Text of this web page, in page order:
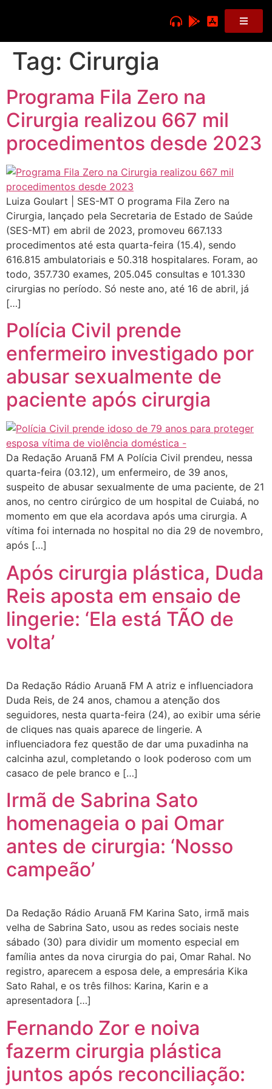
Tag: Cirurgia
Programa Fila Zero na
Cirurgia realizou 667 mil
procedimentos desde 2023
Luiza Goulart | SES-MT O programa Fila Zero na
Cirurgia, lançado pela Secretaria de Estado de Saúde
(SES-MT) em abril de 2023, promoveu 667.133
procedimentos até esta quarta-feira (15.4), sendo
616.815 ambulatoriais e 50.318 hospitalares. Foram, ao
todo, 357.730 exames, 205.045 consultas e 101.330
cirurgias no período. Só neste ano, até 16 de abril, já
[…]
Polícia Civil prende
enfermeiro investigado por
abusar sexualmente de
paciente após cirurgia
Da Redação Aruanã FM A Polícia Civil prendeu, nessa
quarta-feira (03.12), um enfermeiro, de 39 anos,
suspeito de abusar sexualmente de uma paciente, de 21
anos, no centro cirúrgico de um hospital de Cuiabá, no
momento em que ela acordava após uma cirurgia. A
vítima foi internada no hospital no dia 29 de novembro,
após […]
Após cirurgia plástica, Duda
Reis aposta em ensaio de
lingerie: ‘Ela está TÃO de
volta’
Da Redação Rádio Aruanã FM A atriz e influenciadora
Duda Reis, de 24 anos, chamou a atenção dos
seguidores, nesta quarta-feira (24), ao exibir uma série
de cliques nas quais aparece de lingerie. A
influenciadora fez questão de dar uma puxadinha na
calcinha azul, completando o look poderoso com um
casaco de pele branco e […]
Irmã de Sabrina Sato
homenageia o pai Omar
antes de cirurgia: ‘Nosso
campeão’
Da Redação Rádio Aruanã FM Karina Sato, irmã mais
velha de Sabrina Sato, usou as redes sociais neste
sábado (30) para dividir um momento especial em
família antes da nova cirurgia do pai, Omar Rahal. No
registro, aparecem a esposa dele, a empresária Kika
Sato Rahal, e os três filhos: Karina, Karin e a
apresentadora […]
Fernando Zor e noiva
fazerm cirurgia plástica
juntos após reconciliação: